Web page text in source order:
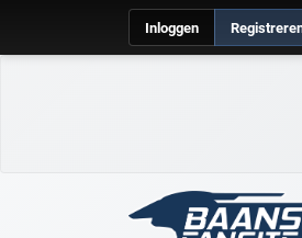
Inloggen